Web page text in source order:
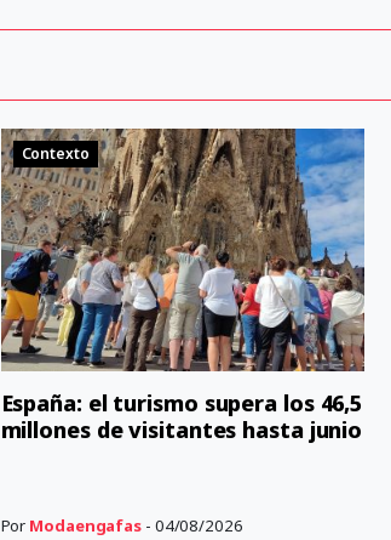
Contexto
España: el turismo supera los 46,5
millones de visitantes hasta junio
Por Modaengafas - 04/08/2026